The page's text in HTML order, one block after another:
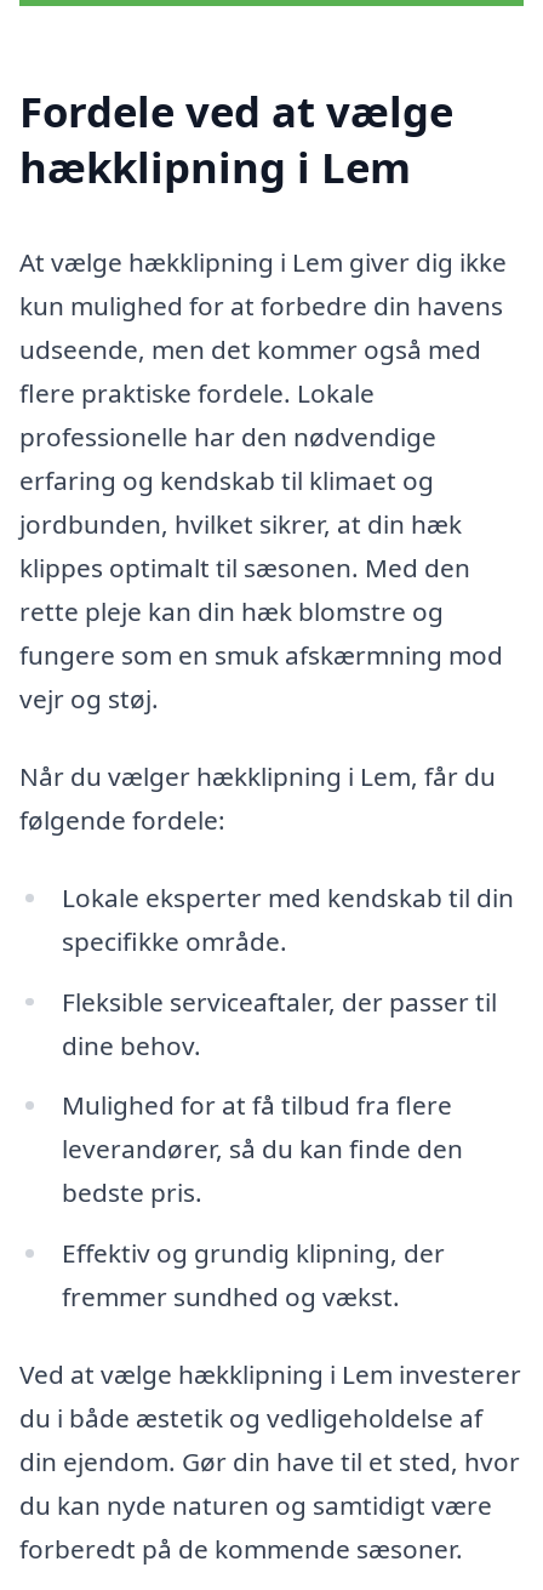
Fordele ved at vælge
hækklipning i Lem
At vælge hækklipning i Lem giver dig ikke
kun mulighed for at forbedre din havens
udseende, men det kommer også med
flere praktiske fordele. Lokale
professionelle har den nødvendige
erfaring og kendskab til klimaet og
jordbunden, hvilket sikrer, at din hæk
klippes optimalt til sæsonen. Med den
rette pleje kan din hæk blomstre og
fungere som en smuk afskærmning mod
vejr og støj.
Når du vælger hækklipning i Lem, får du
følgende fordele:
Lokale eksperter med kendskab til din
specifikke område.
Fleksible serviceaftaler, der passer til
dine behov.
Mulighed for at få tilbud fra flere
leverandører, så du kan finde den
bedste pris.
Effektiv og grundig klipning, der
fremmer sundhed og vækst.
Ved at vælge hækklipning i Lem investerer
du i både æstetik og vedligeholdelse af
din ejendom. Gør din have til et sted, hvor
du kan nyde naturen og samtidigt være
forberedt på de kommende sæsoner.